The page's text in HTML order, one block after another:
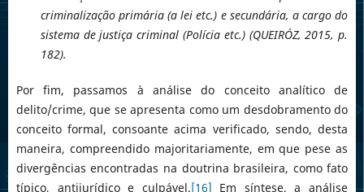
criminalização primária (a lei etc.) e secundária, a cargo do
sistema de justiça criminal (Polícia etc.) (QUEIRÓZ, 2015, p.
182).
Por fim, passamos à análise do conceito analítico de
delito/crime, que se apresenta como um desdobramento do
conceito formal, consoante acima verificado, sendo, desta
maneira, compreendido majoritariamente, em que pese as
divergências encontradas na doutrina brasileira, como fato
típico, antijurídico e culpável.[16] Em síntese, a análise